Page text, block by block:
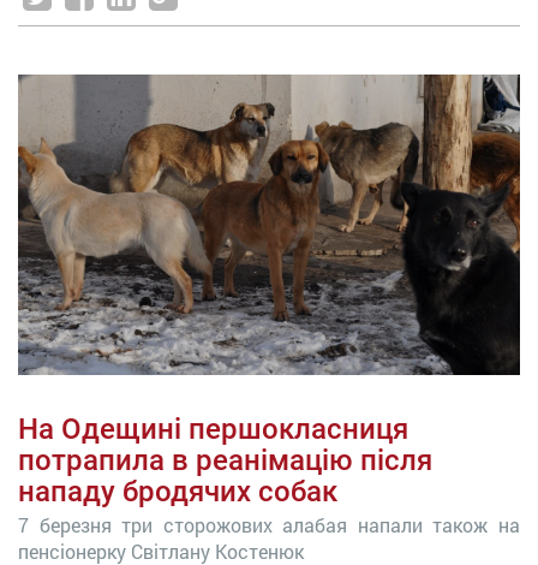
На Одещині першокласниця
потрапила в реанімацію після
нападу бродячих собак
7 березня три сторожових алабая напали також на
пенсіонерку Світлану Костенюк